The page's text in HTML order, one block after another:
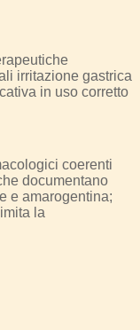
irritazione gastrica
in uso corretto
coerenti
documentano
e amarogentina;
la